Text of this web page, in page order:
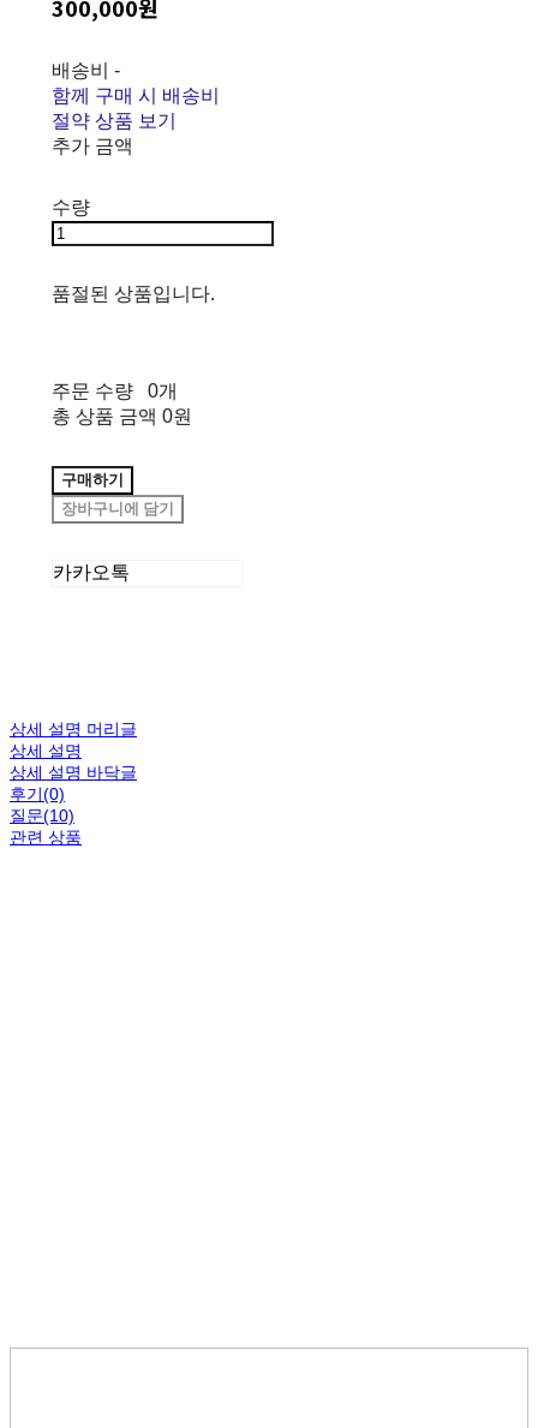
300,000원
배송비 -
함께 구매 시 배송비
절약 상품 보기
추가 금액
수량
품절된 상품입니다.
주문 수량
0개
총 상품 금액 0원
구매하기
장바구니에 담기
카카오톡
상세 설명 머리글
상세 설명
상세 설명 바닥글
후기(0)
질문(10)
관련 상품